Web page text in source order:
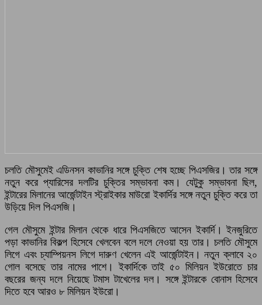
চলতি মৌসুমেই এডিনসন কাভানির সঙ্গে চুক্তি শেষ হচ্ছে পিএসজির। তার সঙ্গে
নতুন করে প্যারিসের দলটির চুক্তির সম্ভাবনা কম। যেটুকু সম্ভাবনা ছিল,
ইন্টারের মিলানের আর্জেন্টাইন স্ট্রাইকার মাউরো ইকার্দির সঙ্গে নতুন চুক্তি করে তা
উড়িয়ে দিল পিএসজি।
গেল মৌসুমে ইন্টার মিলান থেকে ধারে পিএসজিতে আসেন ইকার্দি। ইনজুরিতে
পড়া কাভানির বিকল্প হিসেবে খেলবেন বলে দলে নেওয়া হয় তার। চলতি মৌসুমে
লিগে এবং চ্যাম্পিয়নস লিগে দারুণ খেলেন এই আর্জেন্টাইন। নতুন ক্লাবে ২০
গোল বসেছে তার নামের পাশে। ইকার্দিকে তাই ৫০ মিলিয়ন ইউরোতে চার
বছরের জন্য দলে নিয়েছে টমাস টাখেলের দল। সঙ্গে ইন্টারকে বোনাস হিসেবে
দিতে হবে আরও ৮ মিলিয়ন ইউরো।